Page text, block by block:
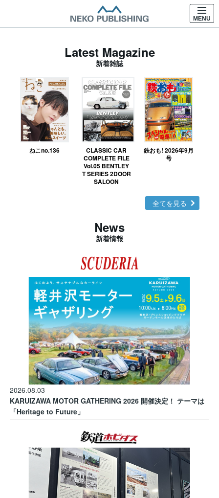
MENU
Latest Magazine
新着雑誌
ねこno.136
CLASSIC CAR
COMPLETE FILE
Vol.05 BENTLEY
T SERIES 2DOOR
SALOON
鉄おも! 2026年9月
号
全てを見る
News
新着情報
2026.08.03
KARUIZAWA MOTOR GATHERING 2026 開催決定！ テーマは
「Heritage to Future」